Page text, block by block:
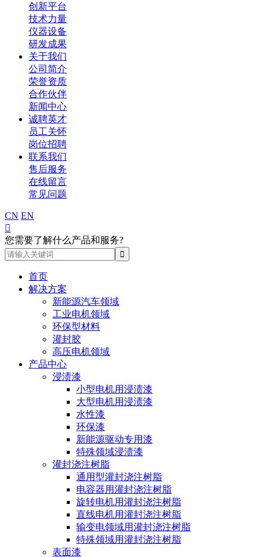
创新平台
技术力量
仪器设备
研发成果
关于我们
公司简介
荣誉资质
合作伙伴
新闻中心
诚聘英才
员工关怀
岗位招聘
联系我们
售后服务
在线留言
常见问题
CN EN

您需要了解什么产品和服务?
首页
解决方案
新能源汽车领域
工业电机领域
环保型材料
灌封胶
高压电机领域
产品中心
浸渍漆
小型电机用浸渍漆
大型电机用浸渍漆
水性漆
环保漆
新能源驱动专用漆
特殊领域浸渍漆
灌封浇注树脂
通用型灌封浇注树脂
电容器用灌封浇注树脂
旋转电机用灌封浇注树脂
直线电机用灌封浇注树脂
输变电领域用灌封浇注树脂
特殊领域用灌封浇注树脂
表面漆